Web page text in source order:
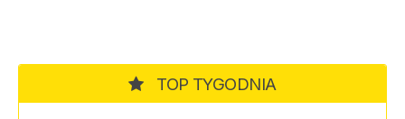
TOP TYGODNIA